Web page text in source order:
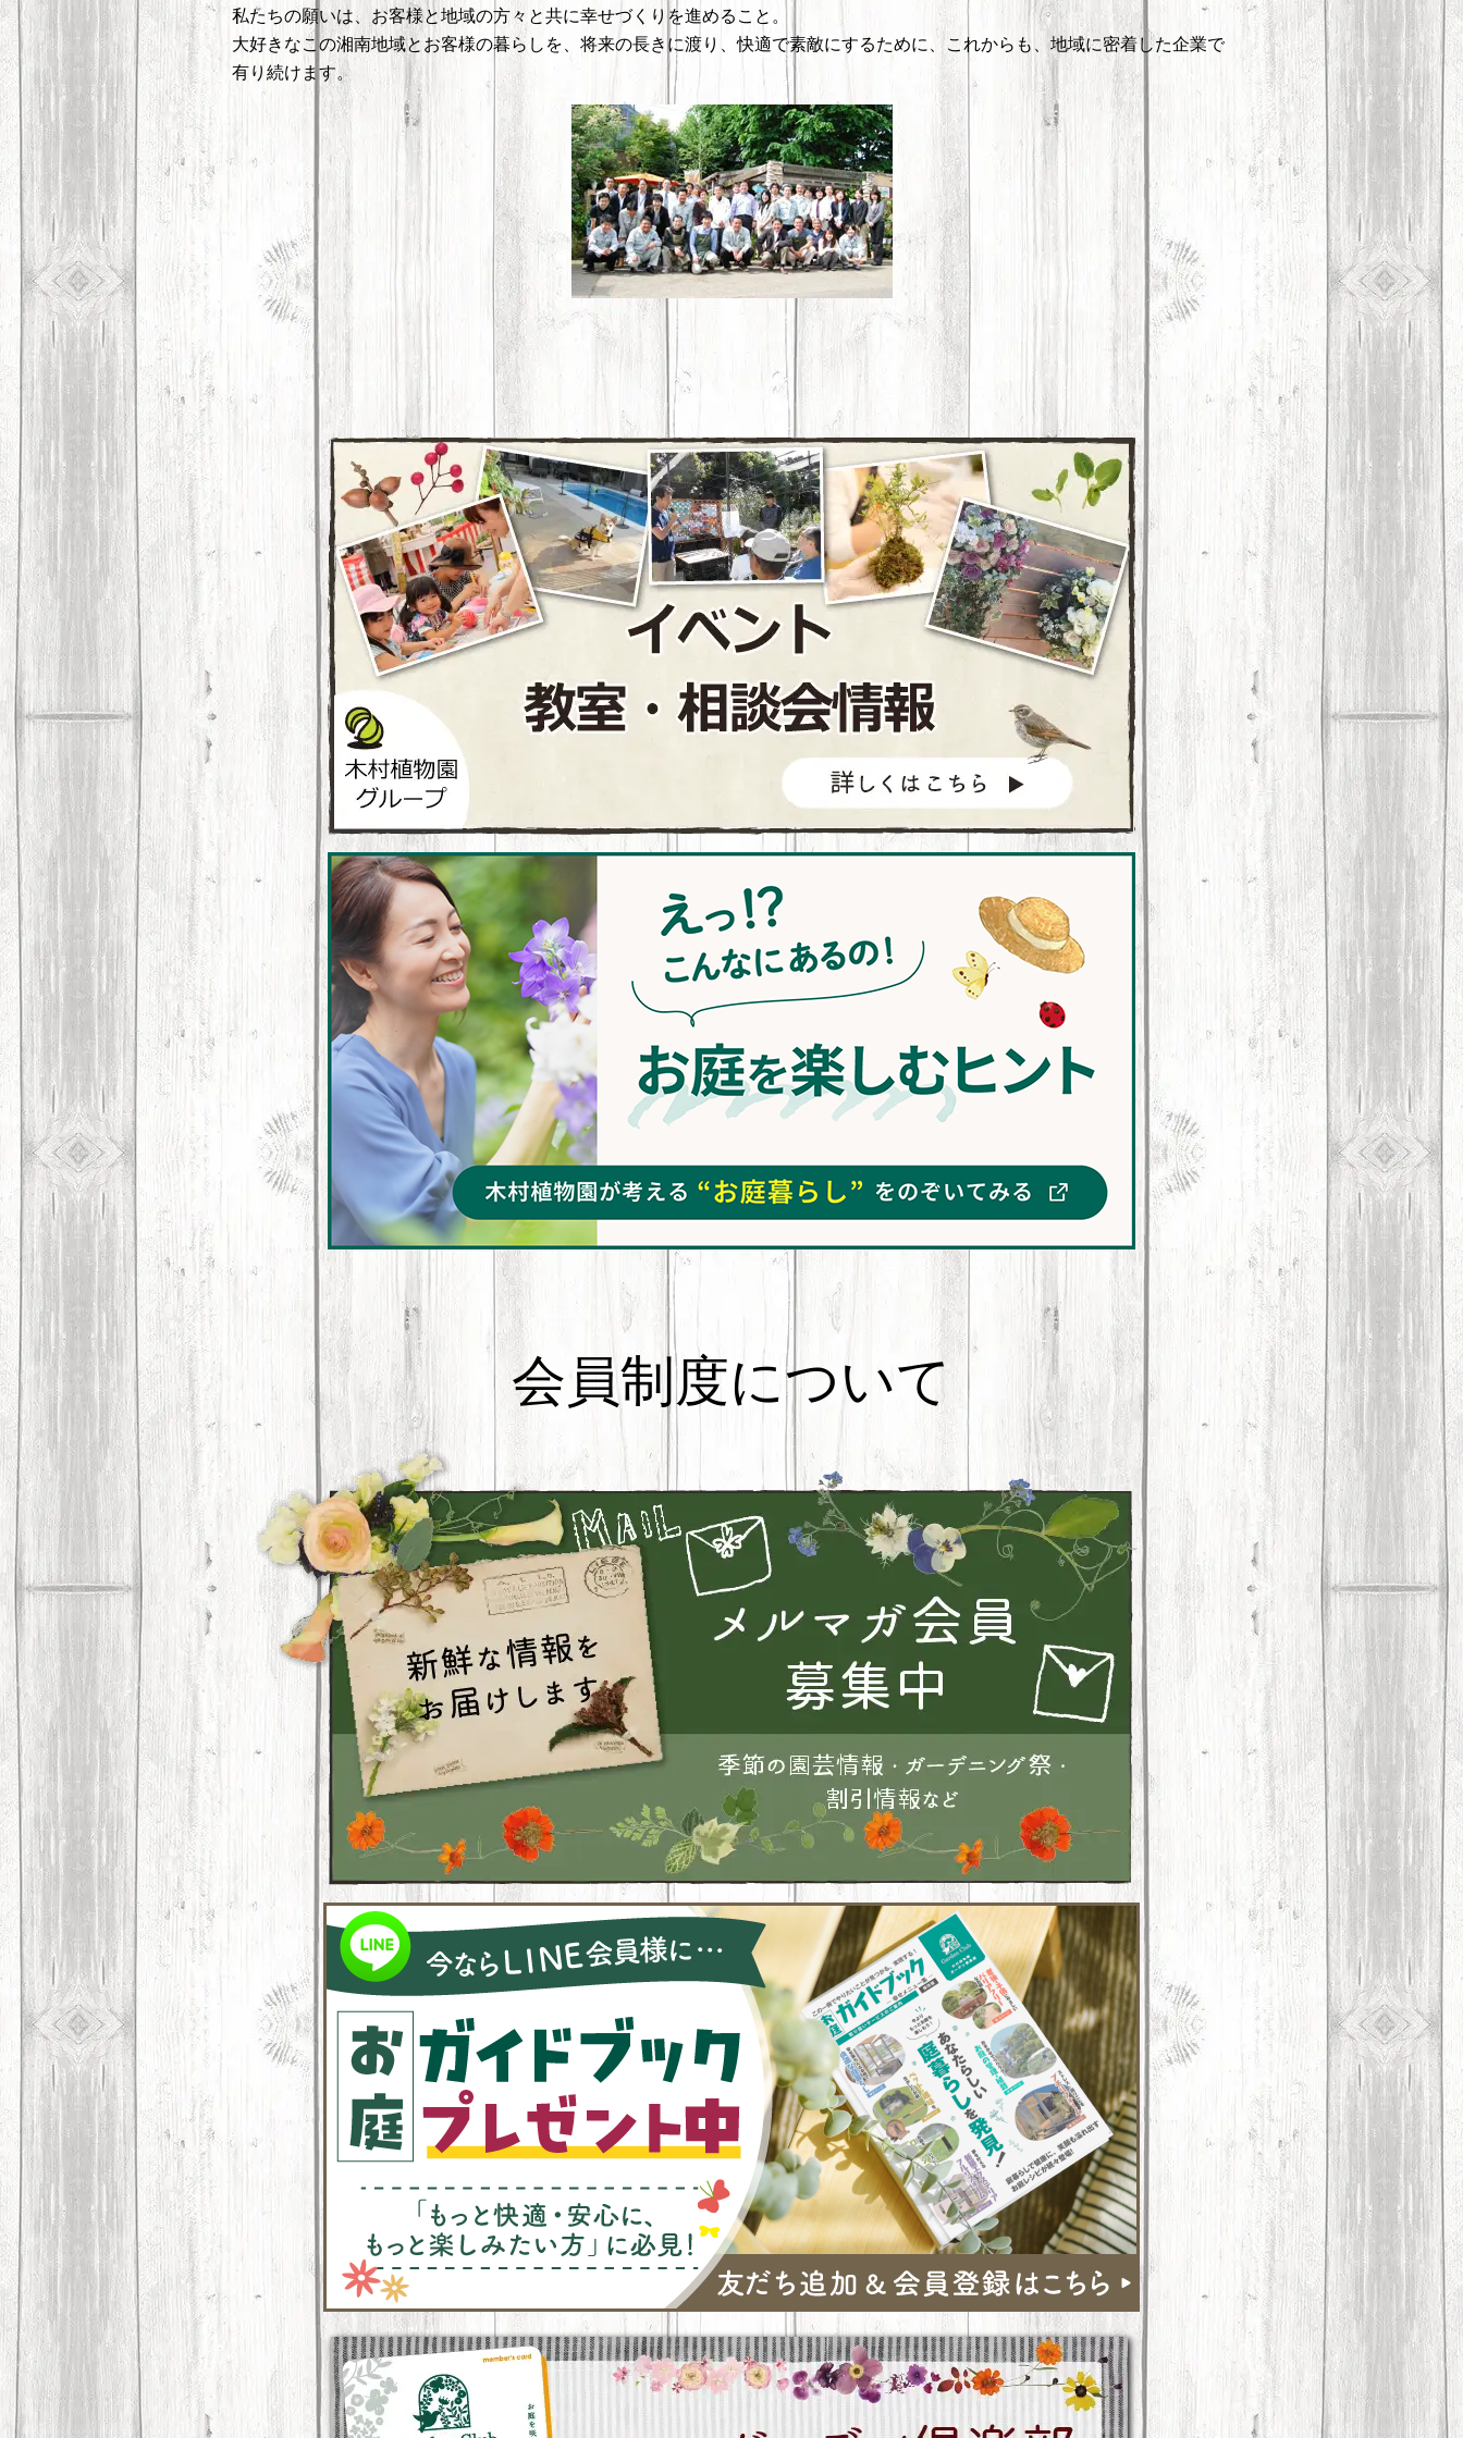
私たちの願いは、お客様と地域の方々と共に幸せづくりを進めること。
大好きなこの湘南地域とお客様の暮らしを、将来の長きに渡り、快適で素敵にするために、これからも、地域に密着した企業で
有り続けます。
会員制度について